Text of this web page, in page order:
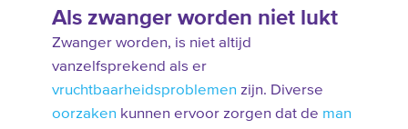
Als zwanger worden niet lukt
Zwanger worden, is niet altijd
vanzelfsprekend als er
vruchtbaarheidsproblemen zijn. Diverse
oorzaken kunnen ervoor zorgen dat de man